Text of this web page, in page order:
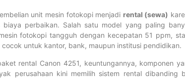
unit mesin fotokopi menjadi rental (sewa)
perbaikan. Salah satu model yang paling
fotokopi tangguh dengan kecepatan 51 ppm,
untuk kantor, bank, maupun institusi pendidikan.
rental Canon 4251, keuntungannya, komponen
perusahaan kini memilih sistem rental dibanding